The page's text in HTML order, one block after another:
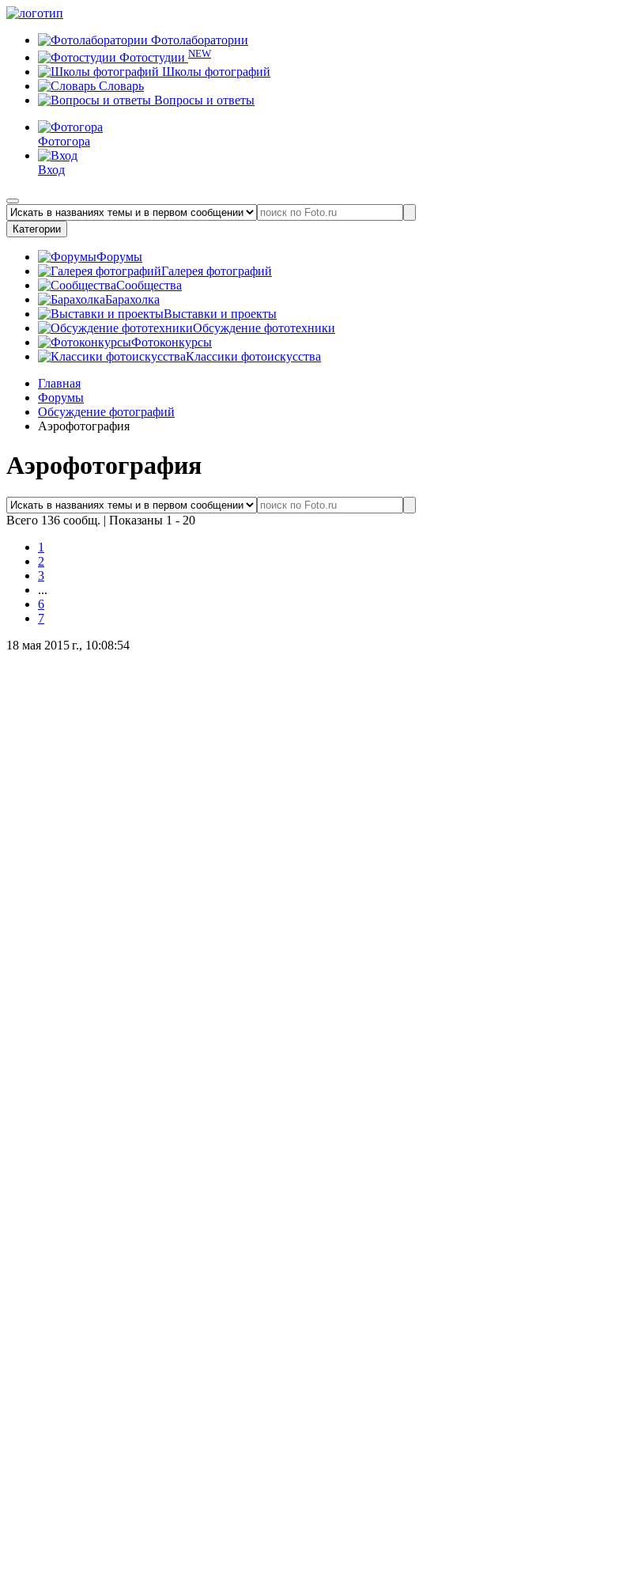
Фотолаборатории
Фотостудии NEW
Школы фотографий
Словарь
Вопросы и ответы
Фотогора
Вход
Категории
Форумы
Галерея фотографий
Сообщества
Барахолка
Выставки и проекты
Обсуждение фототехники
Фотоконкурсы
Классики фотоискусства
Главная
Форумы
Обсуждение фотографий
Аэрофотография
Аэрофотография
Всего 136 сообщ. | Показаны 1 - 20
1
2
3
...
6
7
18 мая 2015 г., 10:08:54